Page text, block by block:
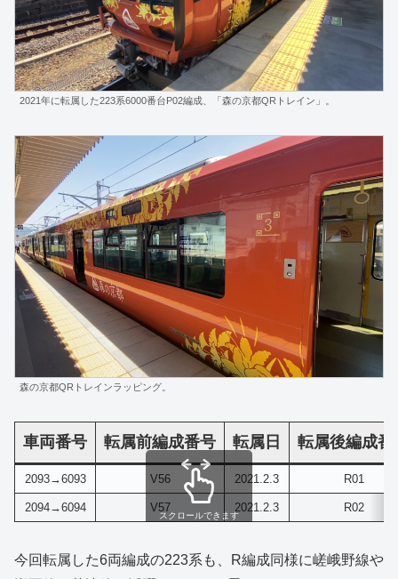
2021年に転属した223系6000番台P02編成、「森の京都QRトレイン」。
森の京都QRトレインラッピング。
車両番号 転属前編成番号 転属日 転属後編成番
2093→6093 V56 2021.2.3 R01
2094→6094 V57 2021.2.3 R02
スクロールできます
今回転属した6両編成の223系も、R編成同様に嵯峨野線や